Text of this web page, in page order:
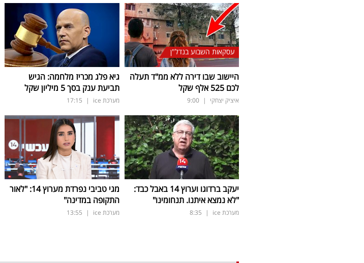
עסקאות השבוע בנדל"ן
היישוב שבו דירה ללא ממ"ד תעלה
לכם 525 אלף שקל
איציק יצחקי |
9:00
גיא פלג מכריז מלחמה: הגיש
תביעת ענק בסך 5 מיליון שקל
מערכת ice |
17:15
יעקב ברדוגו וערוץ 14 באבל כבד:
"לא נמצא איתנו. תנחומינו"
מערכת ice |
8:35
מגי טביבי נפרדת מערוץ 14: "לאור
התקופה במדינה"
מערכת ice |
13:55